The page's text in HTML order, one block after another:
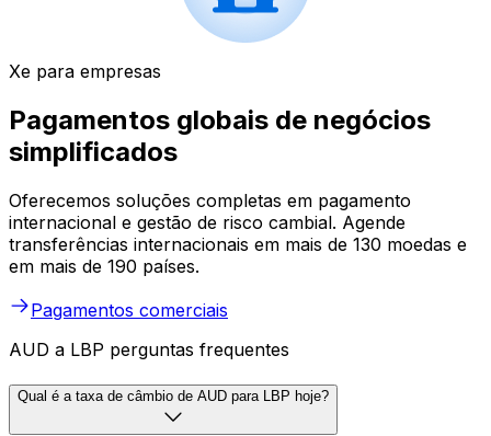
Xe para empresas
Pagamentos globais de negócios
simplificados
Oferecemos soluções completas em pagamento
internacional e gestão de risco cambial. Agende
transferências internacionais em mais de 130 moedas e
em mais de 190 países.
Pagamentos comerciais
AUD a LBP perguntas frequentes
Qual é a taxa de câmbio de AUD para LBP hoje?